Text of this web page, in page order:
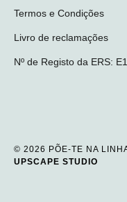
Termos e Condições
Livro de reclamações
Nº de Registo da ERS:
© 2026 PÕE-TE NA
UPSCAPE STUDIO